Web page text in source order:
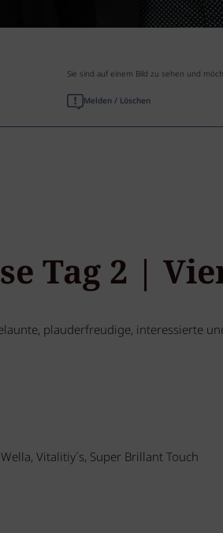
Sie sind auf einem Bild zu sehen und
Melden / Löschen
Tag 2 |
plauderfreudige, interessierte
Vitalitiy´s, Super Brillant Touch